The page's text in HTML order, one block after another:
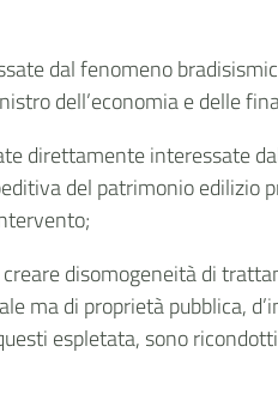
dal fenomeno
dell’economia e delle
direttamente interessate
del patrimonio edilizio
disomogeneità di
ma di proprietà pubblica,
espletata, sono